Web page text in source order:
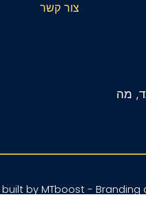
מה
צור קשר
by MTboost - Branding